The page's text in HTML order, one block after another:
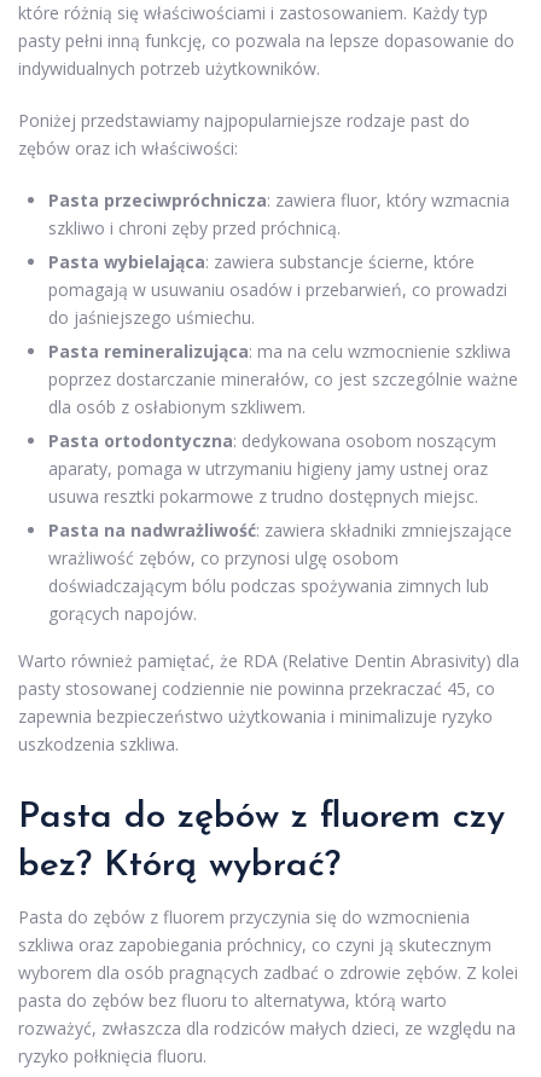
które różnią się właściwościami i zastosowaniem. Każdy typ
pasty pełni inną funkcję, co pozwala na lepsze dopasowanie do
indywidualnych potrzeb użytkowników.
Poniżej przedstawiamy najpopularniejsze rodzaje past do
zębów oraz ich właściwości:
Pasta przeciwpróchnicza: zawiera fluor, który wzmacnia
szkliwo i chroni zęby przed próchnicą.
Pasta wybielająca: zawiera substancje ścierne, które
pomagają w usuwaniu osadów i przebarwień, co prowadzi
do jaśniejszego uśmiechu.
Pasta remineralizująca: ma na celu wzmocnienie szkliwa
poprzez dostarczanie minerałów, co jest szczególnie ważne
dla osób z osłabionym szkliwem.
Pasta ortodontyczna: dedykowana osobom noszącym
aparaty, pomaga w utrzymaniu higieny jamy ustnej oraz
usuwa resztki pokarmowe z trudno dostępnych miejsc.
Pasta na nadwrażliwość: zawiera składniki zmniejszające
wrażliwość zębów, co przynosi ulgę osobom
doświadczającym bólu podczas spożywania zimnych lub
gorących napojów.
Warto również pamiętać, że RDA (Relative Dentin Abrasivity) dla
pasty stosowanej codziennie nie powinna przekraczać 45, co
zapewnia bezpieczeństwo użytkowania i minimalizuje ryzyko
uszkodzenia szkliwa.
Pasta do zębów z fluorem czy
bez? Którą wybrać?
Pasta do zębów z fluorem przyczynia się do wzmocnienia
szkliwa oraz zapobiegania próchnicy, co czyni ją skutecznym
wyborem dla osób pragnących zadbać o zdrowie zębów. Z kolei
pasta do zębów bez fluoru to alternatywa, którą warto
rozważyć, zwłaszcza dla rodziców małych dzieci, ze względu na
ryzyko połknięcia fluoru.